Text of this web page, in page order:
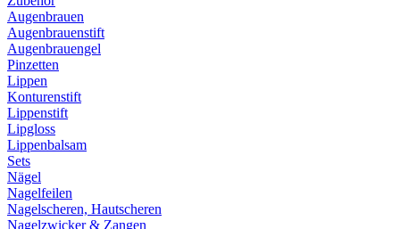
Augenbrauen
Augenbrauenstift
Augenbrauengel
Pinzetten
Lippen
Konturenstift
Lippenstift
Lipgloss
Lippenbalsam
Sets
Nägel
Nagelfeilen
Nagelscheren, Hautscheren
Nagelzwicker & Zangen